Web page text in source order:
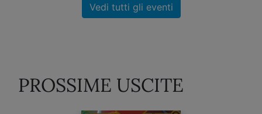
Vedi tutti gli eventi
PROSSIME USCITE